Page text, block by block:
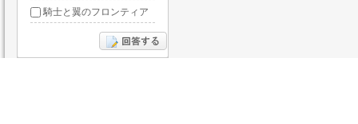
騎士と翼のフロンティア
ドラグーン・ナイツ
ぶっ飛び三国